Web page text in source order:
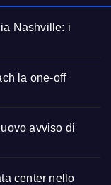
Nashville: i
la one-off
avviso di
center nello